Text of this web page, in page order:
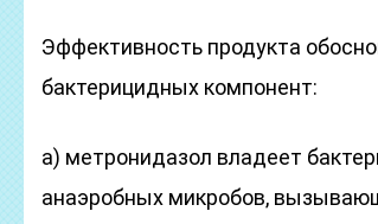
Эффективность продукта
бактерицидных компонент:
а) метронидазол владеет
анаэробных микробов,